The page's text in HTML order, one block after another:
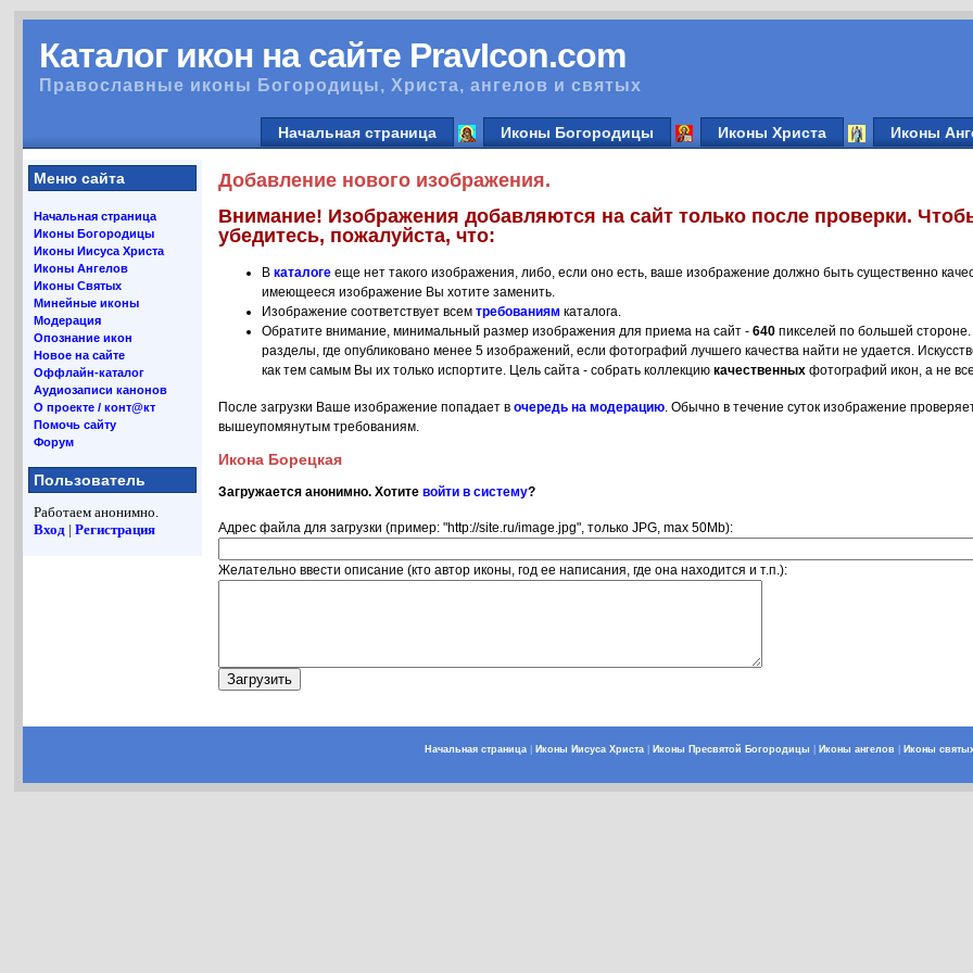
Каталог икон на сайте PravIcon.com
Православные иконы Богородицы, Христа, ангелов и святых
Начальная страница Иконы Богородицы Иконы Христа Иконы
Меню сайта
Начальная страница
Иконы Богородицы
Иконы Иисуса Христа
Иконы Ангелов
Иконы Святых
Минейные иконы
Модерация
Опознание икон
Новое на сайте
Оффлайн-каталог
Аудиозаписи канонов
О проекте / конт@кт
Помочь сайту
Форум
Пользователь
Работаем анонимно.
Вход |Регистрация
Добавление нового изображения.
Внимание! Изображения добавляются на сайт только после проверки.
убедитесь, пожалуйста, что:
Вкаталоге еще нет такого изображения, либо, если оно есть, ваше изображение должно быть существенно
имеющееся изображение Вы хотите заменить.
Изображение соответствует всемтребованиям каталога.
Обратите внимание, минимальный размер изображения для приема на сайт -640 пикселей по большей
разделы, где опубликовано менее 5 изображений, если фотографий лучшего качества найти не удается.
как тем самым Вы их только испортите. Цель сайта - собрать коллекциюкачественных фотографий икон, а не
После загрузки Ваше изображение попадает вочередь на модерацию. Обычно в течение суток изображение
вышеупомянутым требованиям.
Икона Борецкая
Загружается анонимно. Хотитевойти в систему?
Адрес файла для загрузки (пример: "http://site.ru/image.jpg", только JPG, max 50Mb):
Желательно ввести описание (кто автор иконы, год ее написания, где она находится и т.п.):
Начальная страница Иконы Иисуса Христа Иконы Пресвятой Богородицы Иконы ангелов Иконы